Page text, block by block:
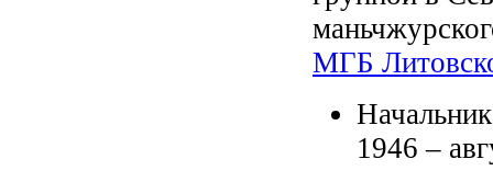
МГБ
1946 –